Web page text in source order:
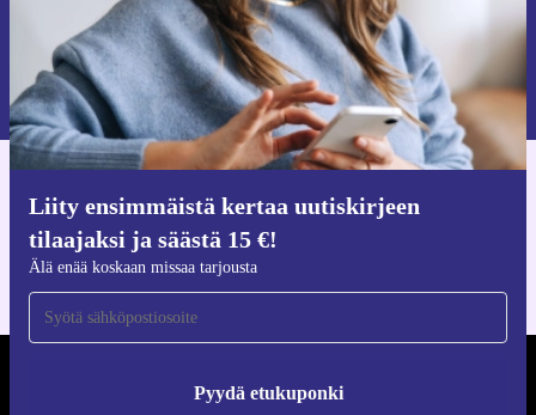
Liity ensimmäistä kertaa uutiskirjeen
tilaajaksi ja säästä 15 €!
Älä enää koskaan missaa tarjousta
Pyydä etukuponki
Pyydä etukuponki
Lisätietoja henkilötietojen käytöstä löydättietosuojaselosteestamme.
iOS:lle ja Androidille